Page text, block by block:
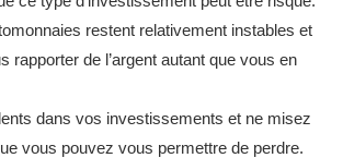
restent relativement instables et
rapporter de l’argent autant que vous en
dans vos investissements et ne misez
vous pouvez vous permettre de perdre.